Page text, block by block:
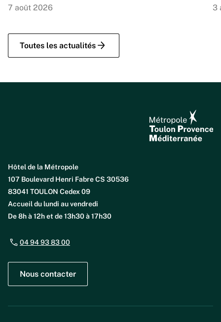
Toutes les actualités
7 août 2026
3
Hôtel de la Métropole
107 Boulevard Henri Fabre CS 30536
83041 TOULON Cedex 09
Accueil du lundi au vendredi
De 8h à 12h et de 13h30 à 17h30
04 94 93 83 00
Nous contacter